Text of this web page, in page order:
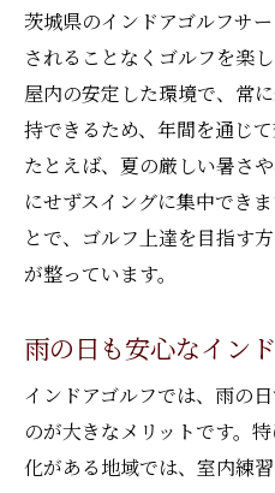
自分に合うインド
茨城県のインドアゴルフサ
されることなくゴルフを楽
屋内の安定した環境で、常
持できるため、年間を通じ
たとえば、夏の厳しい暑さ
にせずスイングに集中でき
とで、ゴルフ上達を目指す
が整っています。
雨の日も安心なイン
インドアゴルフでは、雨の
のが大きなメリットです。
化がある地域では、室内練